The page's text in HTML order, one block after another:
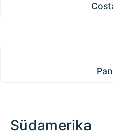
Südamerika